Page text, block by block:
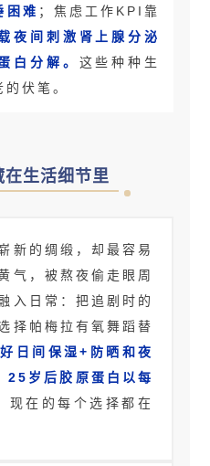
困难 ；焦虑工作KPI靠
夜间刺激肾上腺分泌
白分解。 这些种种生
伏笔。
生活细节里
新的绸缎，却最容易
气，被熬夜偷走眼周
入日常：把追剧时的
择帕梅拉有氧舞蹈替
日间保湿+防晒和夜
25岁后胶原蛋白以每
现在的每个选择都在